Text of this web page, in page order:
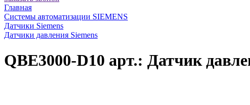
Главная
Системы автоматизации SIEMENS
Датчики Siemens
Датчики давления Siemens
QBE3000-D10 арт.: Датчик